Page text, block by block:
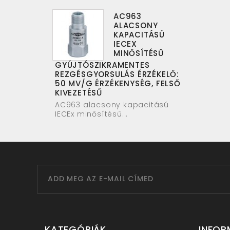
AC963
ALACSONY
KAPACITÁSÚ
IECEX
MINŐSÍTÉSŰ
GYÚJTÓSZIKRAMENTES
REZGÉSGYORSULÁS ÉRZÉKELŐ:
50 MV/G ÉRZÉKENYSÉG, FELSŐ
KIVEZETÉSŰ
AC963 alacsony kapacitású
IECEx minősítésű...